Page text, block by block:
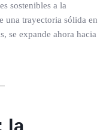
sostenibles a la
una trayectoria sólida en
se expande ahora hacia